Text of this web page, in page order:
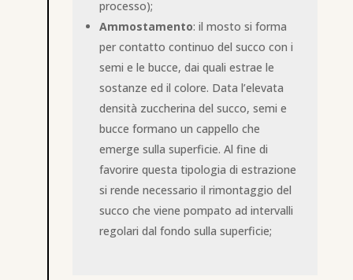
processo);
Ammostamento: il mosto si forma
per contatto continuo del succo con i
semi e le bucce, dai quali estrae le
sostanze ed il colore. Data l’elevata
densità zuccherina del succo, semi e
bucce formano un cappello che
emerge sulla superficie. Al fine di
favorire questa tipologia di estrazione
si rende necessario il rimontaggio del
succo che viene pompato ad intervalli
regolari dal fondo sulla superficie;